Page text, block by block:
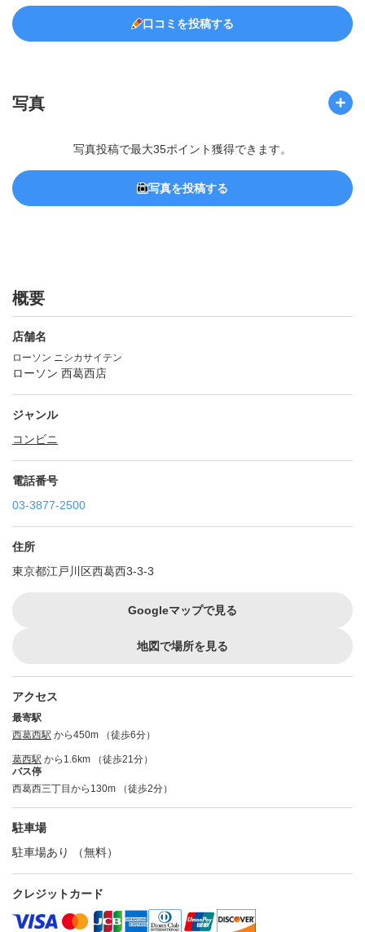
口コミを投稿する
写真
写真投稿で最大35ポイント獲得できます。
写真を投稿する
概要
店舗名
ローソン ニシカサイテン
ローソン 西葛西店
ジャンル
コンビニ
電話番号
03-3877-2500
住所
東京都江戸川区西葛西3-3-3
Googleマップで見る
地図で場所を見る
アクセス
最寄駅
西葛西駅 から450m （徒歩6分）
葛西駅 から1.6km （徒歩21分）
バス停
西葛西三丁目から130m （徒歩2分）
駐車場
駐車場あり （無料）
クレジットカード